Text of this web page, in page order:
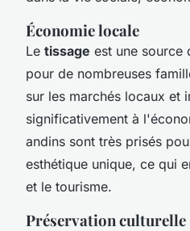
Économie locale
Le tissage est une source
pour de nombreuses
sur les marchés locaux et
significativement à
andins sont très prisés
esthétique unique, ce qui
et le tourisme.
Préservation culturelle